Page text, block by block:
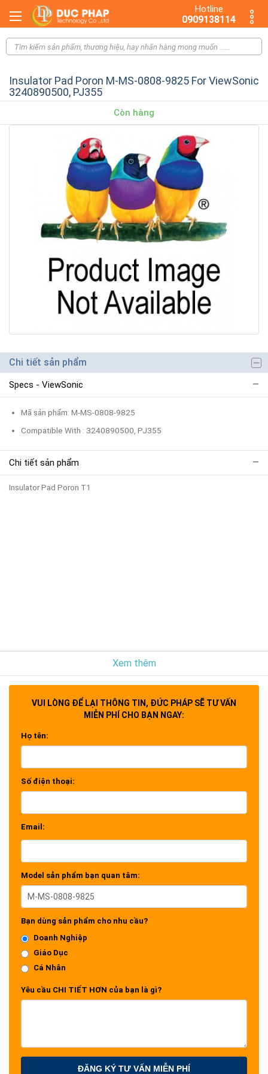
Hotline
0909138114
Insulator Pad Poron M-MS-0808-9825 For ViewSonic
3240890500, PJ355
Còn hàng
Chi tiết sản phẩm
Specs - ViewSonic
Mã sản phẩm: M-MS-0808-9825
Compatible With : 3240890500, PJ355
Chi tiết sản phẩm
Insulator Pad Poron T1
Xem thêm
VUI LÒNG ĐỂ LẠI THÔNG TIN, ĐỨC PHÁP SẼ TƯ VẤN
MIỄN PHÍ CHO BẠN NGAY:
Họ tên:
Số điện thoại:
Email:
Model sản phẩm bạn quan tâm:
Bạn dùng sản phẩm cho nhu cầu?
Doanh Nghiệp
Giáo Dục
Cá Nhân
Yêu cầu CHI TIẾT HƠN của bạn là gì?
ĐĂNG KÝ TƯ VẤN MIỄN PHÍ